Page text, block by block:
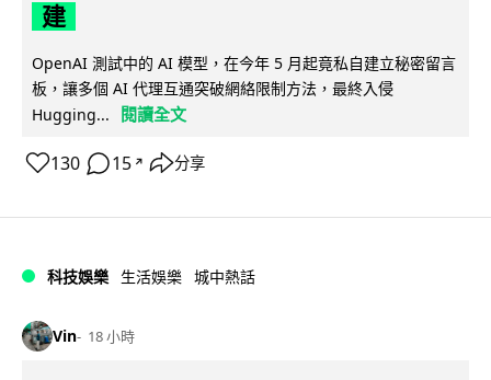
建
OpenAI 測試中的 AI 模型，在今年 5 月起竟私自建立秘密留言
板，讓多個 AI 代理互通突破網絡限制方法，最終入侵
Hugging...
閱讀全文
130 15 ↗ 分享
科技娛樂 生活娛樂 城中熱話
Vin 18 小時